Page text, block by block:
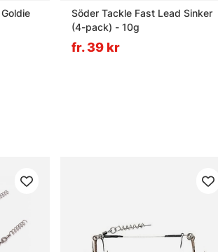
Söder Tackle Fast Lead Sinker
(4-pack) - 10g
fr. 39 kr